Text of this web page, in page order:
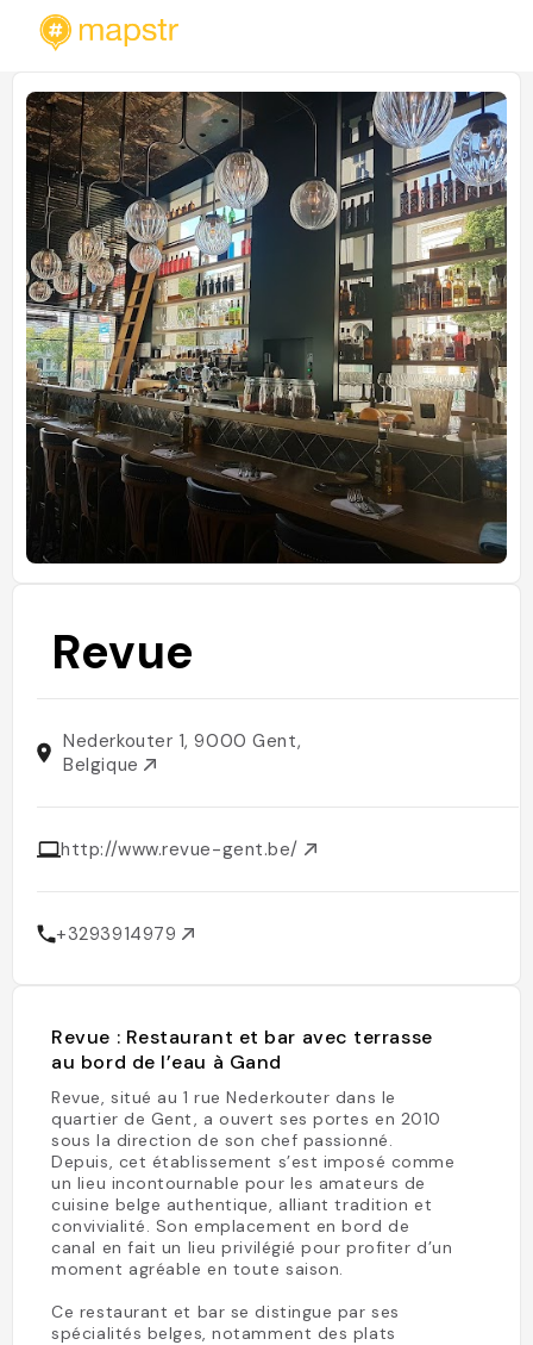
Revue
Nederkouter 1, 9000 Gent,
Belgique
http://www.revue-gent.be/
+3293914979
Revue : Restaurant et bar avec terrasse
au bord de l’eau à Gand
Revue, situé au 1 rue Nederkouter dans le
quartier de Gent, a ouvert ses portes en 2010
sous la direction de son chef passionné.
Depuis, cet établissement s’est imposé comme
un lieu incontournable pour les amateurs de
cuisine belge authentique, alliant tradition et
convivialité. Son emplacement en bord de
canal en fait un lieu privilégié pour profiter d’un
moment agréable en toute saison.
Ce restaurant et bar se distingue par ses
spécialités belges, notamment des plats